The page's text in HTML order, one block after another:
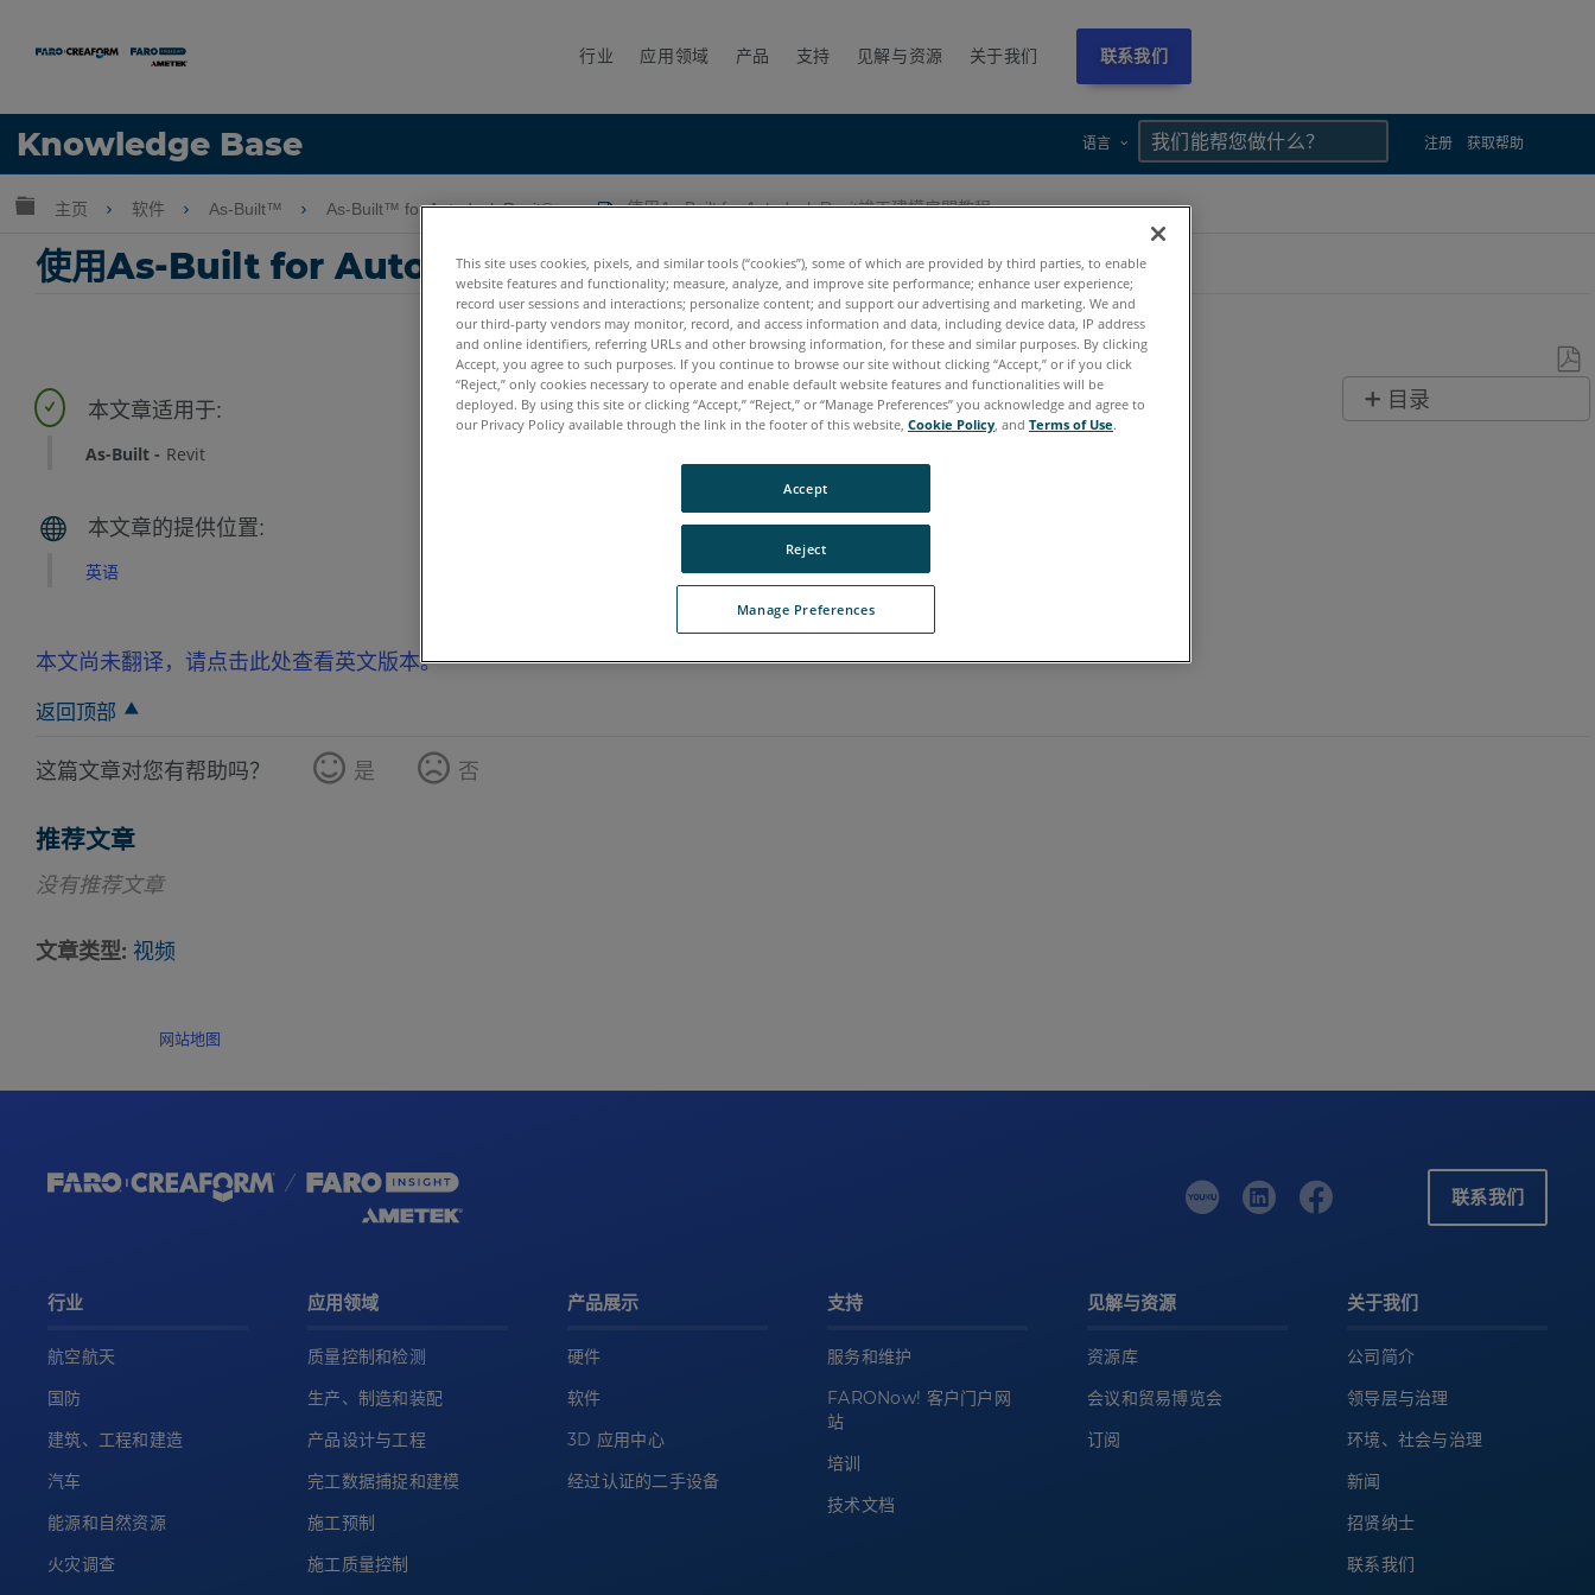
行业 应用领域 产品 支持 见解与资源 关于我们 联系我们
Knowledge Base 语言 注册 获取帮助
语言
扩展/隐缩全局层次
主页 软件 As-Built™ As-Built™ for Autodesk Revit® 使用As-Built for Autodesk Revit竣工建模房間教程
使用As-Built for Autodesk Revit竣工建模房間教程
存
目录
As-Built Revit
英语
本文尚未翻译，请点击此处查看英文版本。
返回顶部
这篇文章对您有帮助吗？ 是 否
推荐文章
没有推荐文章
文章类型 视频
网站地图
联系我们
行业
航空航天
国防
建筑、工程和建造
汽车
能源和自然资源
火灾调查
应用领域
质量控制和检测
生产、制造和装配
产品设计与工程
完工数据捕捉和建模
施工预制
施工质量控制
产品展示
硬件
软件
3D 应用中心
经过认证的二手设备
支持
服务和维护
FARONow! 客户门户网
站
培训
技术文档
见解与资源
资源库
会议和贸易博览会
订阅
关于我们
公司简介
领导层与治理
环境、社会与治理
新闻
招贤纳士
联系我们
This site uses cookies, pixels, and similar tools (“cookies”), some of which are provided by third parties, to enable
website features and functionality; measure, analyze, and improve site performance; enhance user experience;
record user sessions and interactions; personalize content; and support our advertising and marketing. We and
our third-party vendors may monitor, record, and access information and data, including device data, IP address
and online identifiers, referring URLs and other browsing information, for these and similar purposes. By clicking
Accept, you agree to such purposes. If you continue to browse our site without clicking “Accept,” or if you click
“Reject,” only cookies necessary to operate and enable default website features and functionalities will be
deployed. By using this site or clicking “Accept,” “Reject,” or “Manage Preferences” you acknowledge and agree to
our Privacy Policy available through the link in the footer of this website, Cookie Policy, and Terms of Use.
Manage Preferences
Reject
Accept